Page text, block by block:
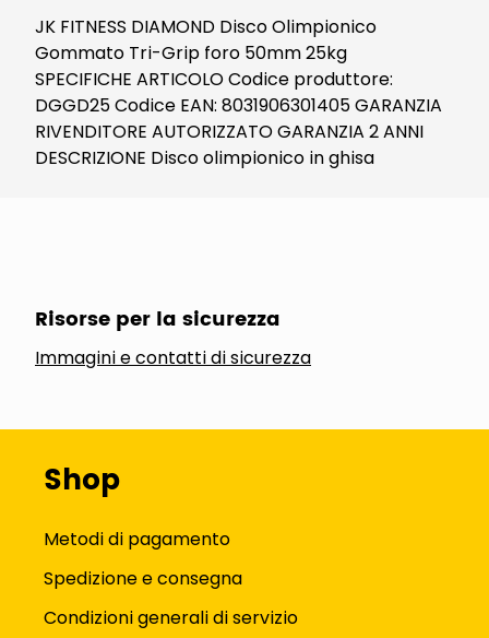
JK FITNESS DIAMOND Disco Olimpionico
Gommato Tri-Grip foro 50mm 25kg
SPECIFICHE ARTICOLO Codice produttore:
DGGD25 Codice EAN: 8031906301405 GARANZIA
RIVENDITORE AUTORIZZATO GARANZIA 2 ANNI
DESCRIZIONE Disco olimpionico in ghisa
Risorse per la sicurezza
Immagini e contatti di sicurezza
Shop
Metodi di pagamento
Spedizione e consegna
Condizioni generali di servizio